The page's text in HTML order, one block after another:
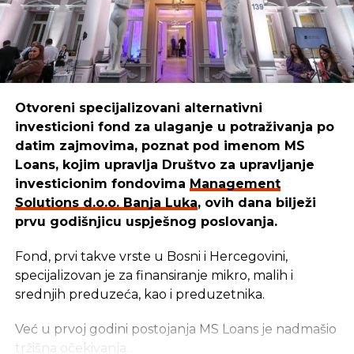
Otvoreni specijalizovani alternativni
investicioni fond za ulaganje u potraživanja po
datim zajmovima, poznat pod imenom MS
Loans, kojim upravlja Društvo za upravljanje
investicionim fondovima Management
Solutions d.o.o. Banja Luka, ovih dana bilježi
prvu godišnjicu uspješnog poslovanja.
Fond, prvi takve vrste u Bosni i Hercegovini,
specijalizovan je za finansiranje mikro, malih i
srednjih preduzeća, kao i preduzetnika.
Već u prvoj godini postojanja MS Loans je nadmašio
tržišna očekivanja.